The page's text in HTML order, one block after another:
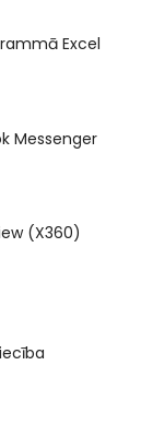
Excel
Messenger
(X360)